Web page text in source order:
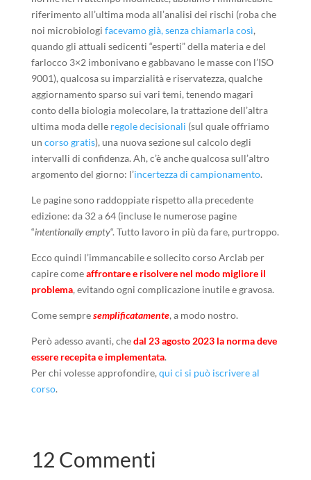
riferimento all’ultima moda all’analisi dei rischi (roba che
noi microbiologi facevamo già, senza chiamarla così,
quando gli attuali sedicenti “esperti” della materia e del
farlocco 3×2 imbonivano e gabbavano le masse con l’ISO
9001), qualcosa su imparzialità e riservatezza, qualche
aggiornamento sparso sui vari temi, tenendo magari
conto della biologia molecolare, la trattazione dell’altra
ultima moda delle regole decisionali (sul quale offriamo
un corso gratis), una nuova sezione sul calcolo degli
intervalli di confidenza. Ah, c’è anche qualcosa sull’altro
argomento del giorno: l’incertezza di campionamento.
Le pagine sono raddoppiate rispetto alla precedente
edizione: da 32 a 64 (incluse le numerose pagine
“intentionally empty“. Tutto lavoro in più da fare, purtroppo.
Ecco quindi l’immancabile e sollecito corso Arclab per
capire comeaffrontare e risolvere nel modo migliore il
problema, evitando ogni complicazione inutile e gravosa.
Come sempresemplificatamente, a modo nostro.
Però adesso avanti, chedal 23 agosto 2023 la norma deve
essere recepita e implementata.
Per chi volesse approfondire, qui ci si può iscrivere al
corso.
12 Commenti